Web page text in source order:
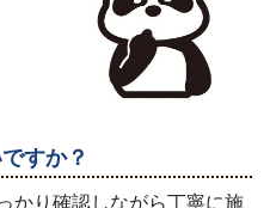
すか？
かり確認しながら丁寧に施